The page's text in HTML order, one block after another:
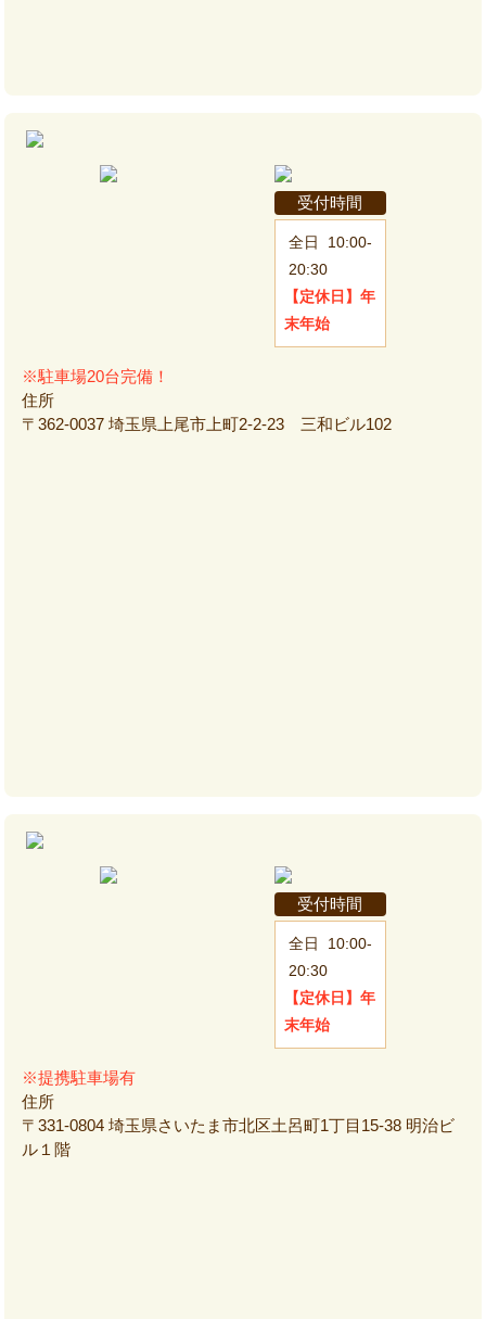
受付時間
全日
10:00-
20:30
【定休日】 年
末年始
※駐車場20台完備！
住所
〒362-0037 埼玉県上尾市上町2-2-23 三和ビル102
受付時間
全日
10:00-
20:30
【定休日】 年
末年始
※提携駐車場有
住所
〒331-0804 埼玉県さいたま市北区土呂町1丁目15-38 明治ビ
ル１階